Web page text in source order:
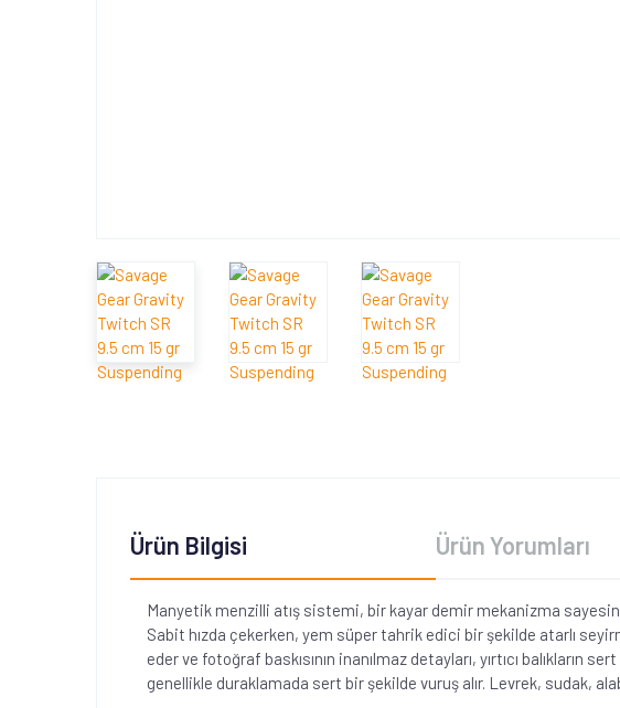
Ürün Bilgisi
Manyetik menzilli atış sistemi, bir kayar demir mekanizma
Sabit hızda çekerken, yem süper tahrik edici bir şekilde atarlı
eder ve fotoğraf baskısının inanılmaz detayları, yırtıcı balıkların
genellikle duraklamada sert bir şekilde vuruş alır. Levrek, sudak,
Ürün Yorumları